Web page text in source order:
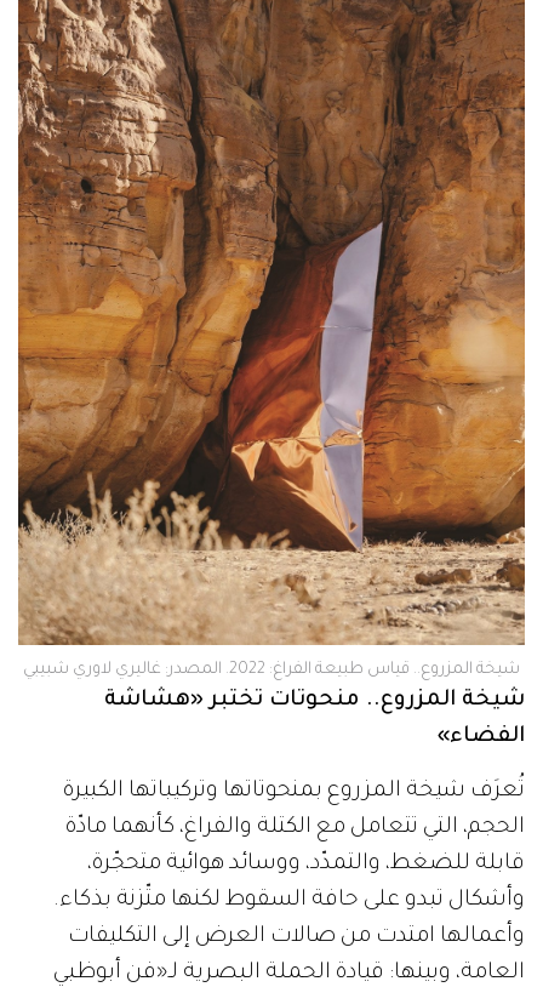
شيخة المزروع.. قياس طبيعة الفراغ: 2022. المصدر: غاليري لاوري شبيبي
شيخة المزروع.. منحوتات تختبر «هشاشة
الفضاء»
تُعرَف شيخة المزروع بمنحوتاتها وتركيباتها الكبيرة
الحجم، التي تتعامل مع الكتلة والفراغ، كأنهما مادّة
قابلة للضغط، والتمدّد، ووسائد هوائية متحجّرة،
وأشكال تبدو على حافة السقوط لكنها متّزنة بذكاء.
وأعمالها امتدت من صالات العرض إلى التكليفات
العامة، وبينها: قيادة الحملة البصرية لـ«فن أبوظبي